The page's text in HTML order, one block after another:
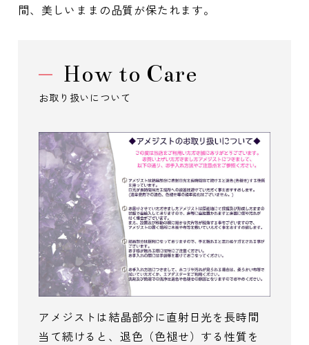
間、美しいままの品質が保たれます。
How to Care
お取り扱いについて
アメジストは結晶部分に直射日光を長時間
当て続けると、退色（色褪せ）する性質を